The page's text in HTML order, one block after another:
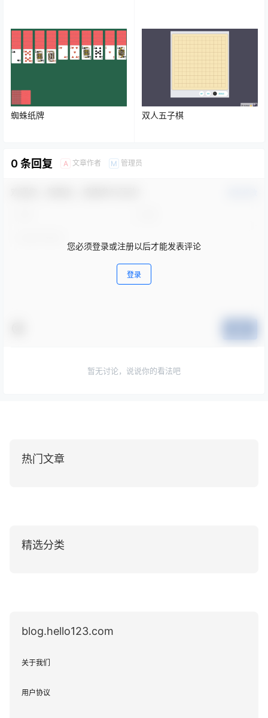
蜘蛛纸牌 双人五子棋
0 条回复 A 文章作者 M 管理员
您必须登录或注册以后才能发表评论
登录
暂无讨论，说说你的看法吧
热门文章
精选分类
blog.hello123.com
关于我们
用户协议